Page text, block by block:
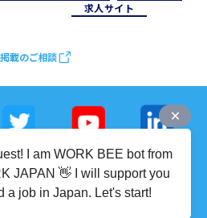
求⼈サイト
載のご相談
I am WORK BEE bot from
JAPAN 👋 I will support you
a job in Japan. Let's start!